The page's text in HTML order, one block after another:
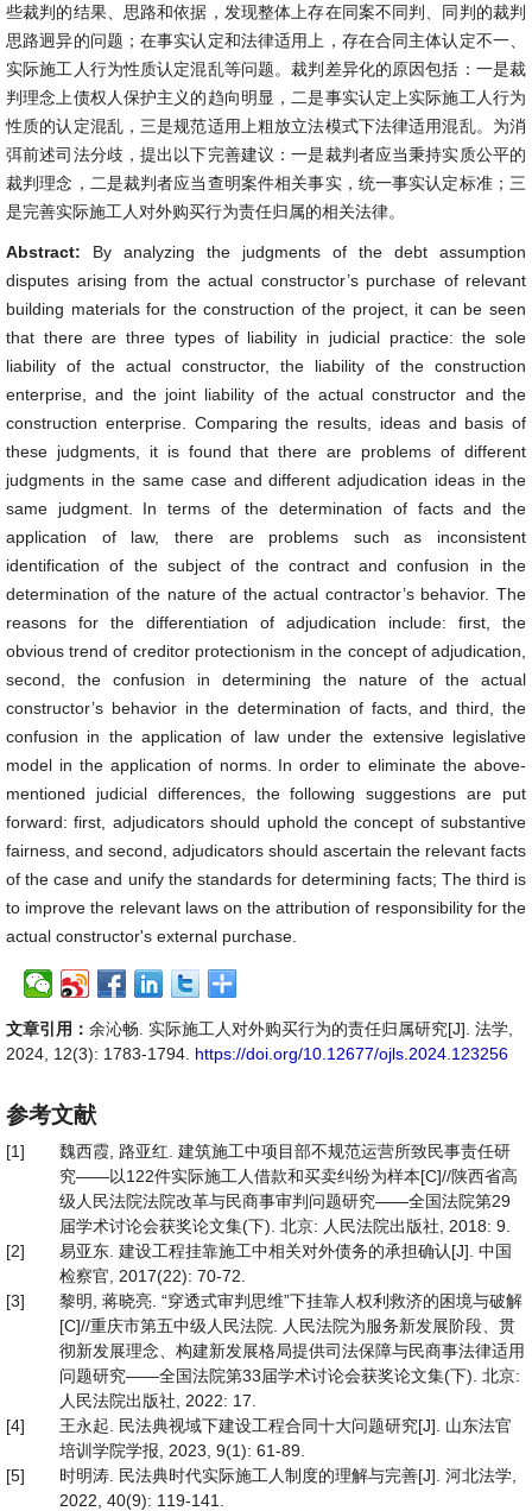
些裁判的结果、思路和依据，发现整体上存在同案不同判、同判的裁判
思路迥异的问题；在事实认定和法律适用上，存在合同主体认定不一、
实际施工人行为性质认定混乱等问题。裁判差异化的原因包括：一是裁
判理念上债权人保护主义的趋向明显，二是事实认定上实际施工人行为
性质的认定混乱，三是规范适用上粗放立法模式下法律适用混乱。为消
弭前述司法分歧，提出以下完善建议：一是裁判者应当秉持实质公平的
裁判理念，二是裁判者应当查明案件相关事实，统一事实认定标准；三
是完善实际施工人对外购买行为责任归属的相关法律。
Abstract: By analyzing the judgments of the debt assumption
disputes arising from the actual constructor’s purchase of relevant
building materials for the construction of the project, it can be seen
that there are three types of liability in judicial practice: the sole
liability of the actual constructor, the liability of the construction
enterprise, and the joint liability of the actual constructor and the
construction enterprise. Comparing the results, ideas and basis of
these judgments, it is found that there are problems of different
judgments in the same case and different adjudication ideas in the
same judgment. In terms of the determination of facts and the
application of law, there are problems such as inconsistent
identification of the subject of the contract and confusion in the
determination of the nature of the actual contractor’s behavior. The
reasons for the differentiation of adjudication include: first, the
obvious trend of creditor protectionism in the concept of adjudication,
second, the confusion in determining the nature of the actual
constructor’s behavior in the determination of facts, and third, the
confusion in the application of law under the extensive legislative
model in the application of norms. In order to eliminate the above-
mentioned judicial differences, the following suggestions are put
forward: first, adjudicators should uphold the concept of substantive
fairness, and second, adjudicators should ascertain the relevant facts
of the case and unify the standards for determining facts; The third is
to improve the relevant laws on the attribution of responsibility for the
actual constructor's external purchase.
文章引用： 余沁畅. 实际施工人对外购买行为的责任归属研究[J]. 法学,
2024, 12(3): 1783-1794. https://doi.org/10.12677/ojls.2024.123256
参考文献
[1]
魏西霞, 路亚红. 建筑施工中项目部不规范运营所致民事责任研
究——以122件实际施工人借款和买卖纠纷为样本[C]//陕西省高
级人民法院法院改革与民商事审判问题研究——全国法院第29
届学术讨论会获奖论文集(下). 北京: 人民法院出版社, 2018: 9.
[2]
易亚东. 建设工程挂靠施工中相关对外债务的承担确认[J]. 中国
检察官, 2017(22): 70-72.
[3]
黎明, 蒋晓亮. “穿透式审判思维”下挂靠人权利救济的困境与破解
[C]//重庆市第五中级人民法院. 人民法院为服务新发展阶段、贯
彻新发展理念、构建新发展格局提供司法保障与民商事法律适用
问题研究——全国法院第33届学术讨论会获奖论文集(下). 北京:
人民法院出版社, 2022: 17.
[4]
王永起. 民法典视域下建设工程合同十大问题研究[J]. 山东法官
培训学院学报, 2023, 9(1): 61-89.
[5]
时明涛. 民法典时代实际施工人制度的理解与完善[J]. 河北法学,
2022, 40(9): 119-141.